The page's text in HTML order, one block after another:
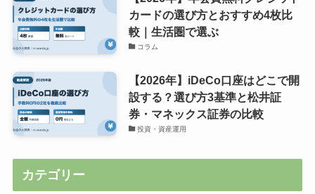
カードの選び方とおすすめ4枚比
較｜生活圏で選ぶ
コラム
【2026年】iDeCo口座はどこで開
設する？選び方3基準と松井証
券・マネックス証券の比較
投資・資産運用
カテゴリー